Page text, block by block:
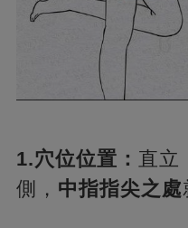
1.穴位位置： 直立
側， 中指指尖之處